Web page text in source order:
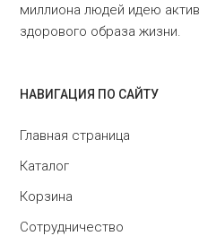
миллиона людей идею
здорового образа жизни.
НАВИГАЦИЯ ПО САЙТУ
Главная страница
Каталог
Корзина
Сотрудничество